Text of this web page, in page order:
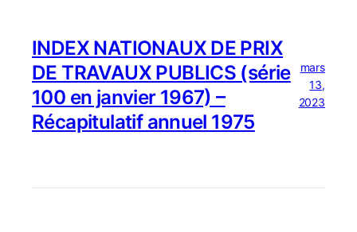
INDEX NATIONAUX DE PRIX
DE TRAVAUX PUBLICS (série
100 en janvier 1967) –
Récapitulatif annuel 1975
mars
13,
2023